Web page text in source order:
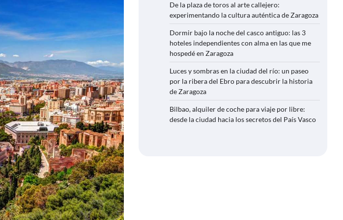
De la plaza de toros al arte callejero:
experimentando la cultura auténtica de Zaragoza
Dormir bajo la noche del casco antiguo: las 3
hoteles independientes con alma en las que me
hospedé en Zaragoza
Luces y sombras en la ciudad del río: un paseo
por la ribera del Ebro para descubrir la historia
de Zaragoza
Bilbao, alquiler de coche para viaje por libre:
desde la ciudad hacia los secretos del País Vasco